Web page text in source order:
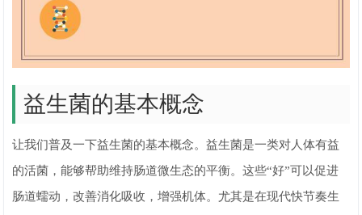
益生菌的基本概念
让我们普及一下益生菌的基本概念。益生菌是一类对人体有益
的活菌，能够帮助维持肠道微生态的平衡。这些“好”可以促进
肠道蠕动，改善消化吸收，增强机体。尤其是在现代快节奏生